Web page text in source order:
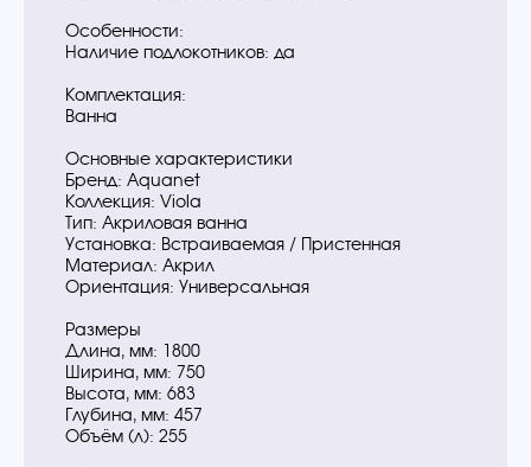
Особенности:
Наличие подлокотников: да
Комплектация:
Ванна
Основные характеристики
Бренд: Aquanet
Коллекция: Viola
Тип: Акриловая ванна
Установка: Встраиваемая / Пристенная
Материал: Акрил
Ориентация: Универсальная
Размеры
Длина, мм: 1800
Ширина, мм: 750
Высота, мм: 683
Глубина, мм: 457
Объём (л): 255